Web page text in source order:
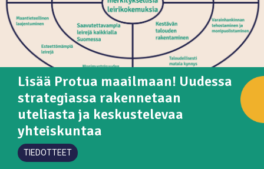
Lisää Protua maailmaan! Uudessa
strategiassa rakennetaan
uteliasta ja keskustelevaa
yhteiskuntaa
TIEDOTTEET